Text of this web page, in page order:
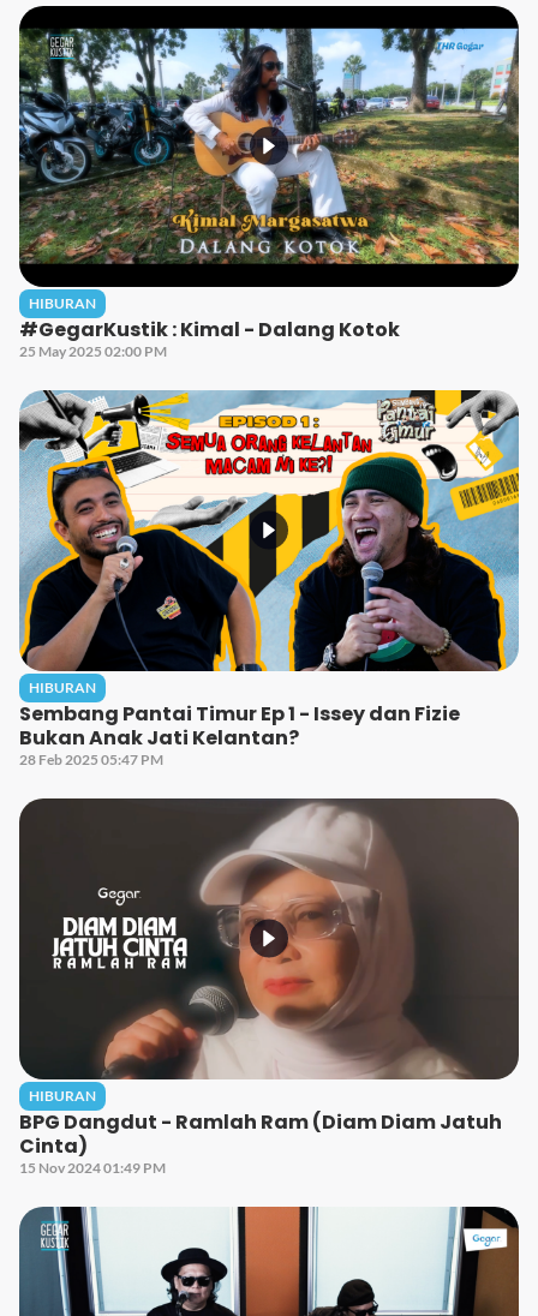
HIBURAN
#GegarKustik : Kimal - Dalang Kotok
25 May 2025 02:00 PM
HIBURAN
Sembang Pantai Timur Ep 1 - Issey dan Fizie
Bukan Anak Jati Kelantan?
28 Feb 2025 05:47 PM
HIBURAN
BPG Dangdut - Ramlah Ram (Diam Diam Jatuh
Cinta)
15 Nov 2024 01:49 PM